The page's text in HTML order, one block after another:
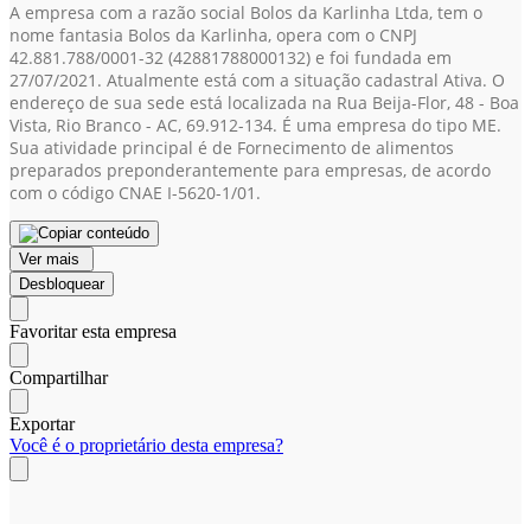
A empresa com a razão social Bolos da Karlinha Ltda, tem o
nome fantasia Bolos da Karlinha, opera com o CNPJ
42.881.788/0001-32 (42881788000132) e foi fundada em
27/07/2021. Atualmente está com a situação cadastral Ativa. O
endereço de sua sede está localizada na Rua Beija-Flor, 48 - Boa
Vista, Rio Branco - AC, 69.912-134. É uma empresa do tipo ME.
Sua atividade principal é de Fornecimento de alimentos
preparados preponderantemente para empresas, de acordo
com o código CNAE I-5620-1/01.
Ver mais
Desbloquear
Favoritar esta empresa
Compartilhar
Exportar
Você é o proprietário desta empresa?